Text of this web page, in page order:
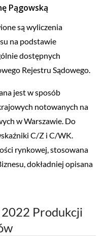
Pągowską
są wyliczenia
na podstawie
dostępnych
Rejestru Sądowego.
jest w sposób
notowanych na
w Warszawie. Do
C/Z i C/WK.
rynkowej, stosowana
dokładniej opisana
Produkcji